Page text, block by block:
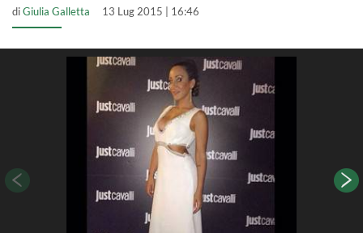
diGiulia Galletta 13 Lug 2015 | 16:46